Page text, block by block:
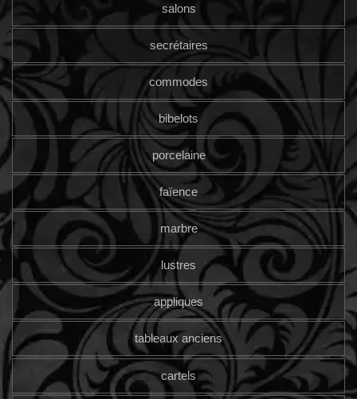
salons
secrétaires
commodes
bibelots
porcelaine
faïence
marbre
lustres
appliques
tableaux anciens
cartels